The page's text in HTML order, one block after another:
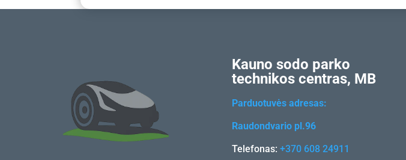
Kauno sodo parko
technikos centras, MB
Parduotuvės adresas:
Raudondvario pl.96
Telefonas:+370 608 24911